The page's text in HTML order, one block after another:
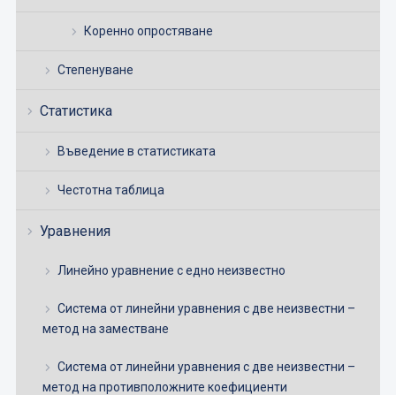
Коренно опростяване
Степенуване
Статистика
Въведение в статистиката
Честотна таблица
Уравнения
Линейно уравнение с едно неизвестно
Система от линейни уравнения с две неизвестни –
метод на заместване
Система от линейни уравнения с две неизвестни –
метод на противположните коефициенти